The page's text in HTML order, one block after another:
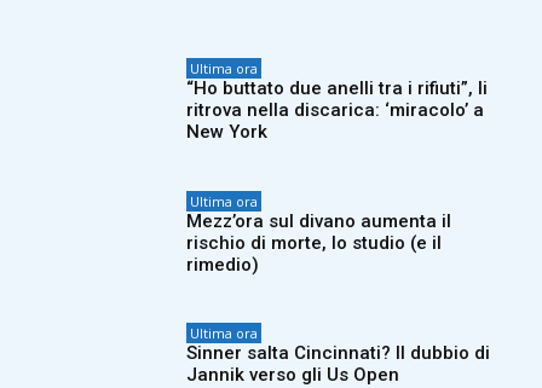
Ultima ora
“Ho buttato due anelli tra i rifiuti”, li
ritrova nella discarica: ‘miracolo’ a
New York
Ultima ora
Mezz’ora sul divano aumenta il
rischio di morte, lo studio (e il
rimedio)
Ultima ora
Sinner salta Cincinnati? Il dubbio di
Jannik verso gli Us Open